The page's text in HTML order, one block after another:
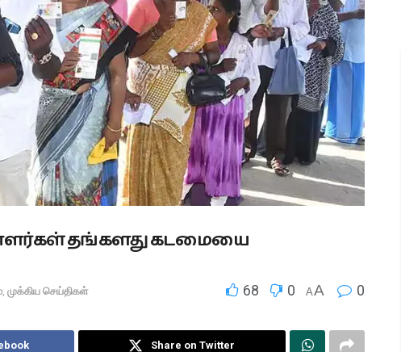
தங்களது கடமையை
முக்கிய செய்திகள் 68 0 AA 0
Share on Twitter